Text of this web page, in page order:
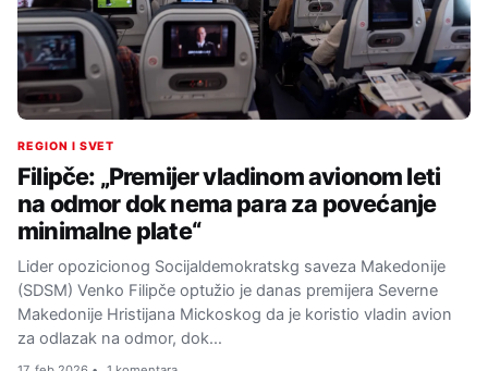
REGION I SVET
Filipče: „Premijer vladinom avionom leti
na odmor dok nema para za povećanje
minimalne plate“
Lider opozicionog Socijaldemokratskg saveza Makedonije
(SDSM) Venko Filipče optužio je danas premijera Severne
Makedonije Hristijana Mickoskog da je koristio vladin avion
za odlazak na odmor, dok…